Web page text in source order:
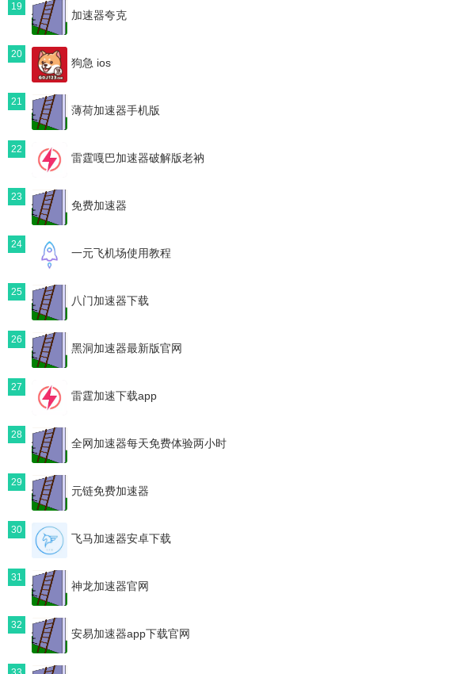
19
加速器夸克
20
狗急 ios
21
薄荷加速器手机版
22
雷霆嘎巴加速器破解版老衲
23
免费加速器
24
一元飞机场使用教程
25
八门加速器下载
26
黑洞加速器最新版官网
27
雷霆加速下载app
28
全网加速器每天免费体验两小时
29
元链免费加速器
30
飞马加速器安卓下载
31
神龙加速器官网
32
安易加速器app下载官网